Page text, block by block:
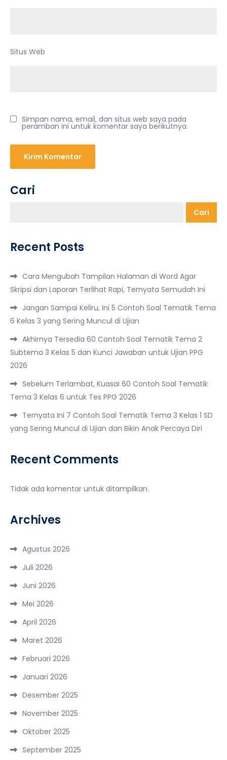
Situs Web
Simpan nama, email, dan situs web saya pada
peramban ini untuk komentar saya berikutnya.
Cari
Cari
Recent Posts
Cara Mengubah Tampilan Halaman di Word Agar
Skripsi dan Laporan Terlihat Rapi, Ternyata Semudah Ini
Jangan Sampai Keliru, Ini 5 Contoh Soal Tematik Tema
6 Kelas 3 yang Sering Muncul di Ujian
Akhirnya Tersedia 60 Contoh Soal Tematik Tema 2
Subtema 3 Kelas 5 dan Kunci Jawaban untuk Ujian PPG
2026
Sebelum Terlambat, Kuasai 60 Contoh Soal Tematik
Tema 3 Kelas 6 untuk Tes PPG 2026
Ternyata Ini 7 Contoh Soal Tematik Tema 3 Kelas 1 SD
yang Sering Muncul di Ujian dan Bikin Anak Percaya Diri
Recent Comments
Tidak ada komentar untuk ditampilkan.
Archives
Agustus 2026
Juli 2026
Juni 2026
Mei 2026
April 2026
Maret 2026
Februari 2026
Januari 2026
Desember 2025
November 2025
Oktober 2025
September 2025